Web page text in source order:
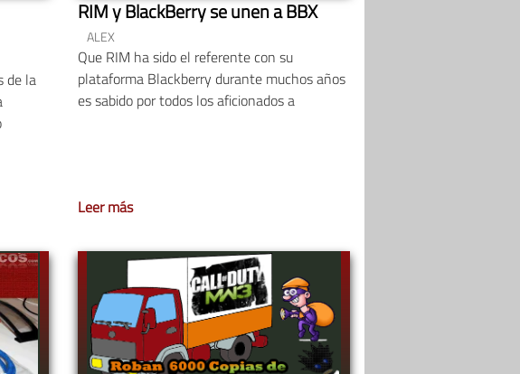
de la
RIM y BlackBerry se unen a BBX
ALEX
Que RIM ha sido el referente con su
plataforma Blackberry durante muchos años
es sabido por todos los aficionados a
Leer más